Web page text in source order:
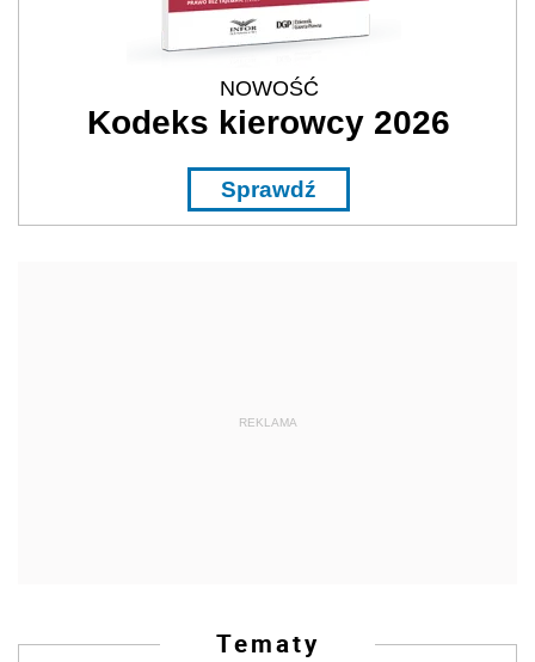
NOWOŚĆ
Kodeks kierowcy 2026
Sprawdź
REKLAMA
Tematy